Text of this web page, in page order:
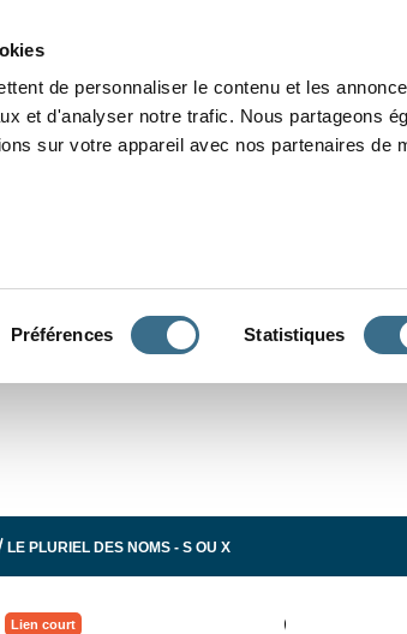
de personnaliser le contenu et les
et d'analyser notre trafic. Nous partageons
sur votre appareil avec nos partenaires de
Préférences Statistiques
LE PLURIEL DES NOMS - S OU X
Lien court